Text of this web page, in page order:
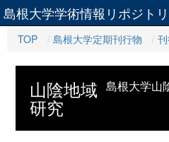
島根大学学術情報リポジトリ
TOP 島根大学定期刊行物
島根大学山
山陰地域
研究